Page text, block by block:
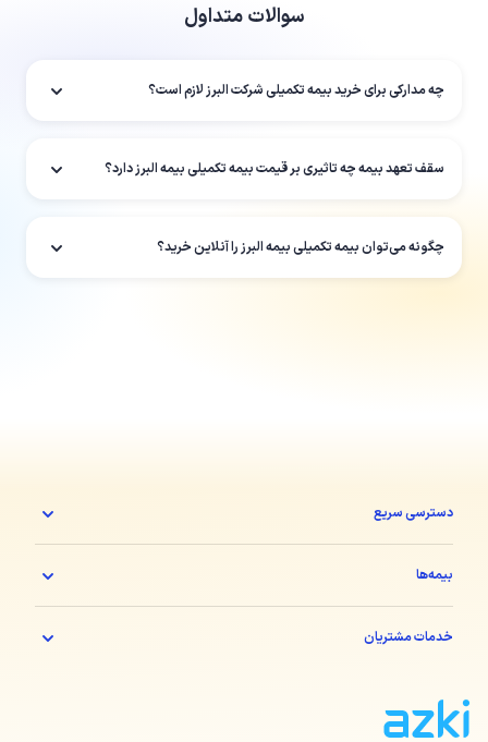
سوالات متداول
چه مدارکی برای خرید بیمه تکمیلی شرکت البرز لازم است؟
سقف تعهد بیمه چه تاثیری بر قیمت بیمه تکمیلی بیمه البرز دارد؟
چگونه می‌توان بیمه تکمیلی بیمه البرز را آنلاین خرید؟
دسترسی سریع
بیمه‌ها
خدمات مشتریان